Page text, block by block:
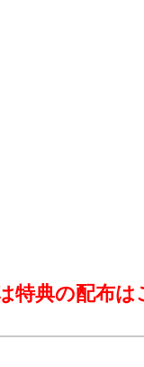
特典の配布は